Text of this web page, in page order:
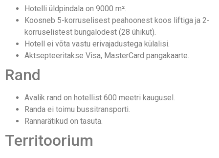
Hotelli üldpindala on 9000 m².
Koosneb 5-korruselisest peahoonest koos liftiga ja 2-
korruselistest bungalodest (28 ühikut).
Hotell ei võta vastu erivajadustega külalisi.
Aktsepteeritakse Visa, MasterCard pangakaarte.
Rand
Avalik rand on hotellist 600 meetri kaugusel.
Randa ei toimu bussitransporti.
Rannarätikud on tasuta.
Territoorium